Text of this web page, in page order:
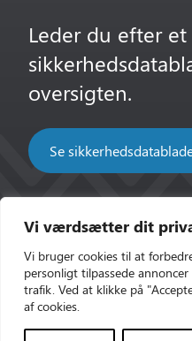
Vi værdsætter dit
Vi bruger cookies til at
personligt tilpassede
trafik. Ved at klikke på
af cookies.
Leder du efter et
oversigten.
Se